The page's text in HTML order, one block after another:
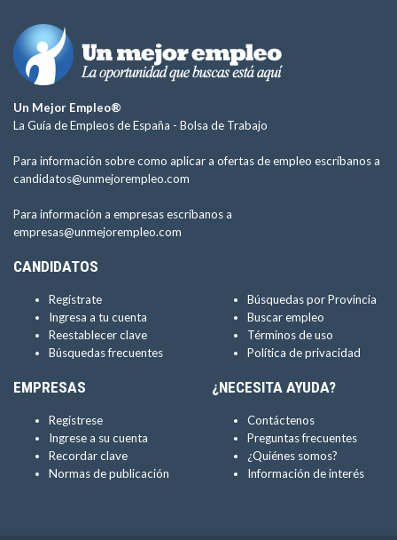
Un Mejor Empleo®
La Guía de Empleos de España - Bolsa de Trabajo
Para información sobre como aplicar a ofertas de empleo escríbanos a
candidatos@unmejorempleo.com
Para información a empresas escríbanos a
empresas@unmejorempleo.com
CANDIDATOS
Regístrate
Ingresa a tu cuenta
Reestablecer clave
Búsquedas frecuentes
Búsquedas por Provincia
Buscar empleo
Términos de uso
Política de privacidad
EMPRESAS
Regístrese
Ingrese a su cuenta
Recordar clave
Normas de publicación
¿NECESITA AYUDA?
Contáctenos
Preguntas frecuentes
¿Quiénes somos?
Información de interés